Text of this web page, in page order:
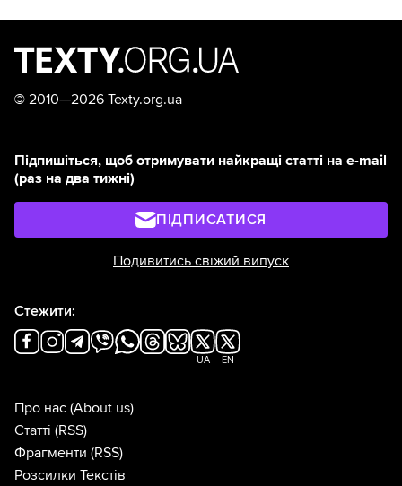
© 2010—2026 Texty.org.ua
Підпишіться, щоб отримувати найкращі статті на e-mail
(раз на два тижні)
ПІДПИСАТИСЯ
Подивитись свіжий випуск
Стежити:
UA EN
Про нас (About us)
Статті (RSS)
Фрагменти (RSS)
Розсилки Текстів